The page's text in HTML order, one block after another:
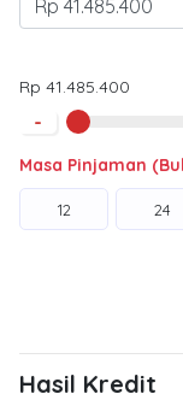
Rp 41.485.400
-
Masa Pinjaman
12 24
Hasil Kredit